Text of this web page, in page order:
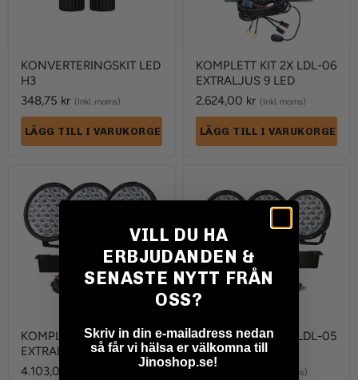
KONVERTERINGSKIT LED
H3
348,75 kr (Inkl. moms)
LÄGG TILL I VARUKORGEN
KOMPLETT KIT 2X LDL-06
EXTRALJUS 9 LED
2.624,00 kr (Inkl. moms)
LÄGG TILL I VARUKORGEN
KOMPLETT
KIT
3X
LDL-
06
EXTRALJUS
KOMPLETT KIT 3X LDL-06
EXTRALJUS 9 LED
4.103,00 kr
3X
05
EXTRALJUS
7
LED
KOMPLETT KIT 3X LDL-05
EXTRALJUS 7 LED
3.485,00 kr
(Inkl. moms)
VILL DU HA
ERBJUDANDEN &
SENASTE NYTT FRÅN
OSS?
Skriv in din e-mailadress nedan
så får vi hälsa er välkomna till
Jinoshop.se!